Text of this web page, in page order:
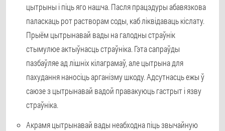
цытрыны і піць яго нашча. Пасля працэдуры абавязкова
паласкаць рот растворам соды, каб ліквідаваць кіслату.
Прыём цытрынавай вады на галодны страўнік
стымулюе актыўнасць страўніка. Гэта сапраўды
пазбаўляе ад лішніх кілаграмаў, алецытрына для
пахуданнянаносіць арганізму шкоду. Адсутнасць ежы ў
саюзе з цытрынавай вадой правакуюць гастрыт і язву
страўніка.
Акрамя цытрынавай вады неабходна піць звычайную